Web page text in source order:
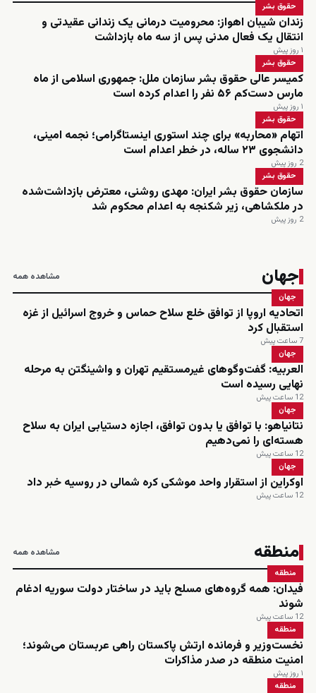
حقوق بشر
زندان شیبان اهواز: محرومیت درمانی یک زندانی عقیدتی و
انتقال یک فعال مدنی پس از سه ماه بازداشت
۱ روز پیش
حقوق بشر
کمیسر عالی حقوق بشر سازمان ملل: جمهوری اسلامی از ماه
مارس دست‌کم ۵۶ نفر را اعدام کرده است
۱ روز پیش
حقوق بشر
اتهام «محاربه» برای چند استوری اینستاگرامی؛ نجمه امینی،
دانشجوی ۲۳ ساله، در خطر اعدام است
2 روز پیش
حقوق بشر
سازمان حقوق بشر ایران: مهدی روشنی، معترض بازداشت‌شده
در ملکشاهی، زیر شکنجه به اعدام محکوم شد
2 روز پیش
جهان مشاهده همه
جهان
اتحادیه اروپا از توافق خلع سلاح حماس و خروج اسرائیل از غزه
استقبال کرد
7 ساعت پیش
جهان
العربیه: گفت‌وگوهای غیرمستقیم تهران و واشینگتن به مرحله
نهایی رسیده است
12 ساعت پیش
جهان
نتانیاهو: با توافق یا بدون توافق، اجازه دستیابی ایران به سلاح
هسته‌ای را نمی‌دهیم
12 ساعت پیش
جهان
اوکراین از استقرار واحد موشکی کره شمالی در روسیه خبر داد
12 ساعت پیش
منطقه مشاهده همه
منطقه
فیدان: همه گروه‌های مسلح باید در ساختار دولت سوریه ادغام
شوند
12 ساعت پیش
منطقه
نخست‌وزیر و فرمانده ارتش پاکستان راهی عربستان می‌شوند؛
امنیت منطقه در صدر مذاکرات
۱ روز پیش
منطقه